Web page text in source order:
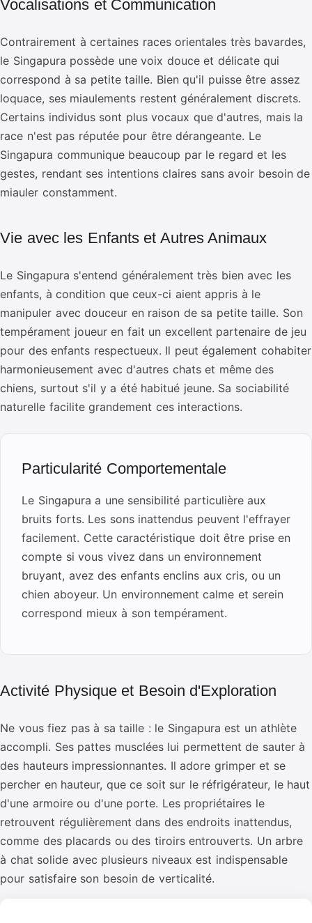
Vocalisations et Communication
Contrairement à certaines races orientales très bavardes,
le Singapura possède une voix douce et délicate qui
correspond à sa petite taille. Bien qu'il puisse être assez
loquace, ses miaulements restent généralement discrets.
Certains individus sont plus vocaux que d'autres, mais la
race n'est pas réputée pour être dérangeante. Le
Singapura communique beaucoup par le regard et les
gestes, rendant ses intentions claires sans avoir besoin de
miauler constamment.
Vie avec les Enfants et Autres Animaux
Le Singapura s'entend généralement très bien avec les
enfants, à condition que ceux-ci aient appris à le
manipuler avec douceur en raison de sa petite taille. Son
tempérament joueur en fait un excellent partenaire de jeu
pour des enfants respectueux. Il peut également cohabiter
harmonieusement avec d'autres chats et même des
chiens, surtout s'il y a été habitué jeune. Sa sociabilité
naturelle facilite grandement ces interactions.
Particularité Comportementale
Le Singapura a une sensibilité particulière aux
bruits forts. Les sons inattendus peuvent l'effrayer
facilement. Cette caractéristique doit être prise en
compte si vous vivez dans un environnement
bruyant, avez des enfants enclins aux cris, ou un
chien aboyeur. Un environnement calme et serein
correspond mieux à son tempérament.
Activité Physique et Besoin d'Exploration
Ne vous fiez pas à sa taille : le Singapura est un athlète
accompli. Ses pattes musclées lui permettent de sauter à
des hauteurs impressionnantes. Il adore grimper et se
percher en hauteur, que ce soit sur le réfrigérateur, le haut
d'une armoire ou d'une porte. Les propriétaires le
retrouvent régulièrement dans des endroits inattendus,
comme des placards ou des tiroirs entrouverts. Un arbre
à chat solide avec plusieurs niveaux est indispensable
pour satisfaire son besoin de verticalité.